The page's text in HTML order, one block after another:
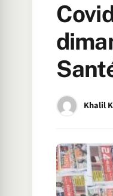
Khalil